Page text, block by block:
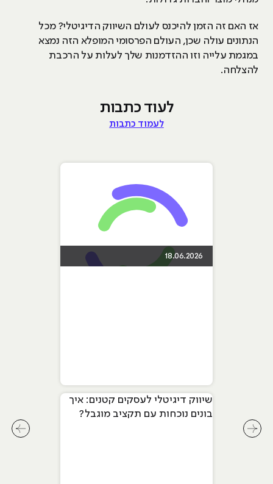
אז האם זה הזמן להיכנס לעולם השיווק הדיגיטלי? מכל
הנתונים עולה שכן, העולם הפרסומי המופלא הזה נמצא
במגמת עלייה וזו ההזדמנות שלך לעלות על הרכבת
להצלחה.
לעוד כתבות
לעמוד כתבות
18.06.2026
שיווק דיגיטלי לעסקים קטנים: איך
בונים נוכחות עם תקציב מוגבל?
לחץ לחץ לשיקופית קודמת בסליידר מאמרים